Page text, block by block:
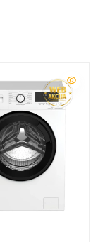
Veš Mašina